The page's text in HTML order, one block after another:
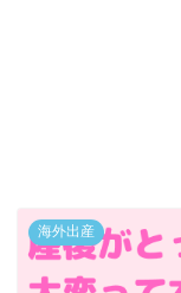
海外出産